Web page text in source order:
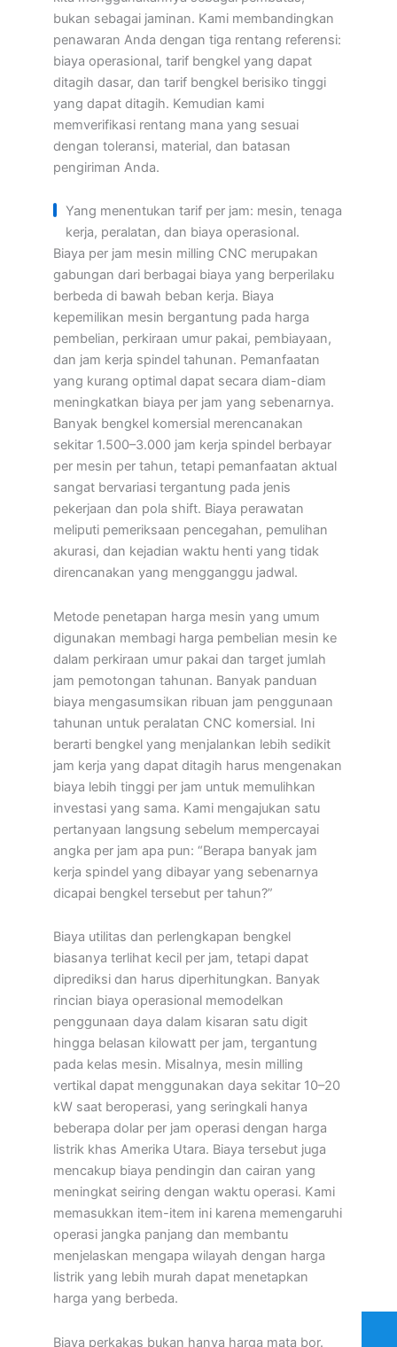
bukan sebagai jaminan. Kami membandingkan
penawaran Anda dengan tiga rentang referensi:
biaya operasional, tarif bengkel yang dapat
ditagih dasar, dan tarif bengkel berisiko tinggi
yang dapat ditagih. Kemudian kami
memverifikasi rentang mana yang sesuai
dengan toleransi, material, dan batasan
pengiriman Anda.
Yang menentukan tarif per jam: mesin, tenaga
kerja, peralatan, dan biaya operasional.
Biaya per jam mesin milling CNC merupakan
gabungan dari berbagai biaya yang berperilaku
berbeda di bawah beban kerja. Biaya
kepemilikan mesin bergantung pada harga
pembelian, perkiraan umur pakai, pembiayaan,
dan jam kerja spindel tahunan. Pemanfaatan
yang kurang optimal dapat secara diam-diam
meningkatkan biaya per jam yang sebenarnya.
Banyak bengkel komersial merencanakan
sekitar 1.500–3.000 jam kerja spindel berbayar
per mesin per tahun, tetapi pemanfaatan aktual
sangat bervariasi tergantung pada jenis
pekerjaan dan pola shift. Biaya perawatan
meliputi pemeriksaan pencegahan, pemulihan
akurasi, dan kejadian waktu henti yang tidak
direncanakan yang mengganggu jadwal.
Metode penetapan harga mesin yang umum
digunakan membagi harga pembelian mesin ke
dalam perkiraan umur pakai dan target jumlah
jam pemotongan tahunan. Banyak panduan
biaya mengasumsikan ribuan jam penggunaan
tahunan untuk peralatan CNC komersial. Ini
berarti bengkel yang menjalankan lebih sedikit
jam kerja yang dapat ditagih harus mengenakan
biaya lebih tinggi per jam untuk memulihkan
investasi yang sama. Kami mengajukan satu
pertanyaan langsung sebelum mempercayai
angka per jam apa pun: “Berapa banyak jam
kerja spindel yang dibayar yang sebenarnya
dicapai bengkel tersebut per tahun?”
Biaya utilitas dan perlengkapan bengkel
biasanya terlihat kecil per jam, tetapi dapat
diprediksi dan harus diperhitungkan. Banyak
rincian biaya operasional memodelkan
penggunaan daya dalam kisaran satu digit
hingga belasan kilowatt per jam, tergantung
pada kelas mesin. Misalnya, mesin milling
vertikal dapat menggunakan daya sekitar 10–20
kW saat beroperasi, yang seringkali hanya
beberapa dolar per jam operasi dengan harga
listrik khas Amerika Utara. Biaya tersebut juga
mencakup biaya pendingin dan cairan yang
meningkat seiring dengan waktu operasi. Kami
memasukkan item-item ini karena memengaruhi
operasi jangka panjang dan membantu
menjelaskan mengapa wilayah dengan harga
listrik yang lebih murah dapat menetapkan
harga yang berbeda.
Biaya perkakas bukan hanya harga mata bor.